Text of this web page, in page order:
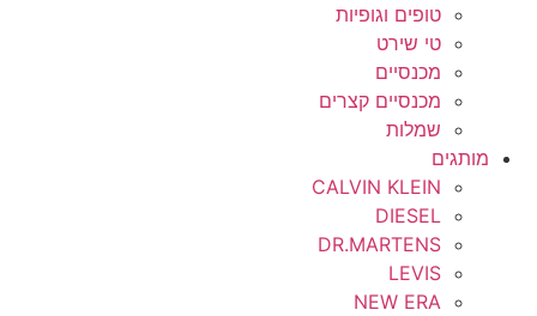
טופים וגופיות
טי שירט
מכנסיים
מכנסיים קצרים
שמלות
מותגים
CALVIN KLEIN
DIESEL
DR.MARTENS
LEVIS
NEW ERA